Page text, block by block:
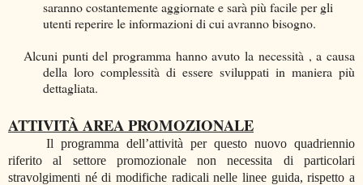
saranno costantemente aggiornate e sarà più facile per gli
utenti reperire le informazioni di cui avranno bisogno.
Alcuni punti del programma hanno avuto la necessità , a causa
della loro complessità di essere sviluppati in maniera più
dettagliata.
ATTIVITÀ AREA PROMOZIONALE
Il programma dell’attività per questo nuovo quadriennio
riferito al settore promozionale non necessita di particolari
stravolgimenti né di modifiche radicali nelle linee guida, rispetto a